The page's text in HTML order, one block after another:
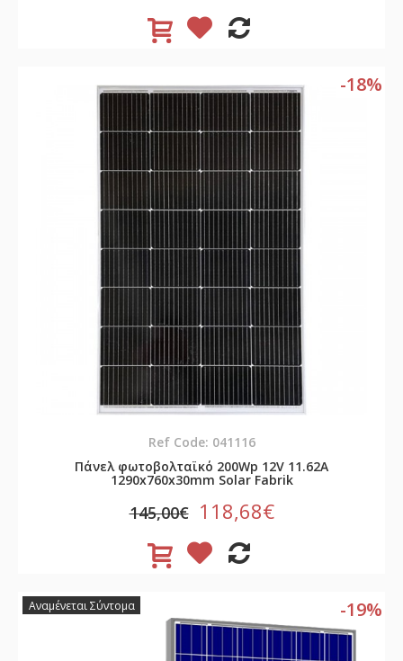
-18%
Ref Code: 041116
Πάνελ φωτοβολταϊκό 200Wp 12V 11.62A
1290x760x30mm Solar Fabrik
145,00€ 118,68€
-19%
Αναμένεται Σύντομα